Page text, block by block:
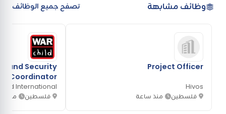
وظائف مشابهة تصفح جميع الوظائف
Project Officer
Hivos
فلسطين منذ ساعة
and Security
Coordinator
International
فلسطين منذ 22 ساعة